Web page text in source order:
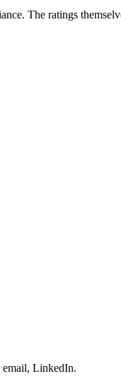
The ratings
email, LinkedIn.